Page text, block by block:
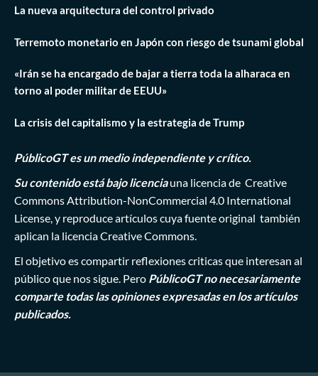
La nueva arquitectura del control privado
Terremoto monetario en Japón con riesgo de tsunami global
«Irán se ha encargado de bajar a tierra toda la alharaca en
torno al poder militar de EEUU»
La crisis del capitalismo y la estrategia de Trump
PúblicoGT es un medio independiente y crítico.
Su contenido está bajo licenciauna licencia de Creative
Commons Attribution-NonCommercial 4.0 International
License , y reproduce artículos cuya fuente original también
aplican la licencia Creative Commons.
El objetivo es compartir reflexiones criticas que interesan al
público que nos sigue. Pero PúblicoGT no necesariamente
comparte todas las opiniones expresadas en los artículos
publicados.